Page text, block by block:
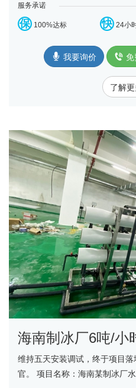
服务承诺
保 100%达标 快 24小
我要询价 免
了解
海南制冰厂6吨/小
维持五天安装调试，终于项目
官。 项目名称：海南某制冰厂